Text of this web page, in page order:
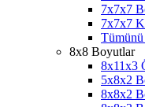
7x7x7
7x7x7
8x8 Boyutlar
8x11x3
5x8x2
8x8x2